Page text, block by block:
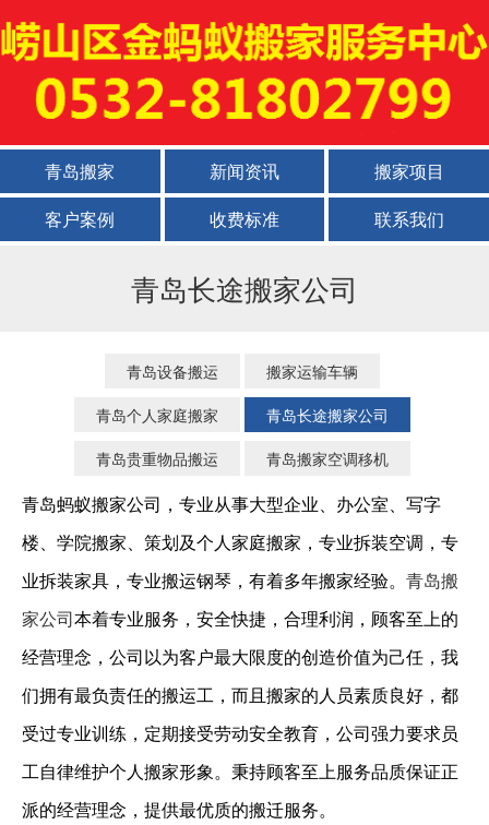
青岛搬家 新闻资讯
搬家项目
客户案例
收费标准 联系我们
青岛长途搬家公司
青岛设备搬运
搬家运输车辆
青岛个人家庭搬家
青岛长途搬家公司
青岛贵重物品搬运
青岛搬家空调移机
青岛蚂蚁搬家公司，专业从事大型企业、办公室、写字
楼、学院搬家、策划及个人家庭搬家，专业拆装空调，专
业拆装家具，专业搬运钢琴，有着多年搬家经验。 青岛搬
家公司本着专业服务，安全快捷，合理利润，顾客至上的
经营理念，公司以为客户最大限度的创造价值为己任，我
们拥有最负责任的搬运工，而且搬家的人员素质良好，都
受过专业训练，定期接受劳动安全教育，公司强力要求员
工自律维护个人搬家形象。秉持顾客至上服务品质保证正
派的经营理念，提供最优质的搬迁服务。